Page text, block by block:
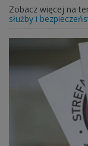
Zobacz więcej na
służby i